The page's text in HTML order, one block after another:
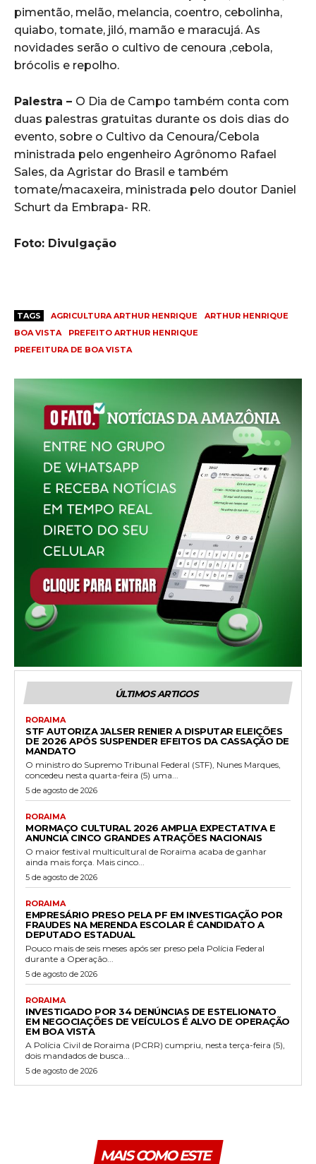
pimentão, melão, melancia, coentro, cebolinha,
quiabo, tomate, jiló, mamão e maracujá. As
novidades serão o cultivo de cenoura ,cebola,
brócolis e repolho.
Palestra – O Dia de Campo também conta com
duas palestras gratuitas durante os dois dias do
evento, sobre o Cultivo da Cenoura/Cebola
ministrada pelo engenheiro Agrônomo Rafael
Sales, da Agristar do Brasil e também
tomate/macaxeira, ministrada pelo doutor Daniel
Schurt da Embrapa- RR.
Foto: Divulgação
TAGS AGRICULTURA ARTHUR HENRIQUE
ARTHUR HENRIQUE
BOA VISTA
PREFEITO ARTHUR HENRIQUE
PREFEITURA DE BOA VISTA
ÚLTIMOS ARTIGOS
RORAIMA
STF AUTORIZA JALSER RENIER A DISPUTAR ELEIÇÕES
DE 2026 APÓS SUSPENDER EFEITOS DA CASSAÇÃO DE
MANDATO
O ministro do Supremo Tribunal Federal (STF), Nunes Marques,
concedeu nesta quarta-feira (5) uma...
5 de agosto de 2026
RORAIMA
MORMAÇO CULTURAL 2026 AMPLIA EXPECTATIVA E
ANUNCIA CINCO GRANDES ATRAÇÕES NACIONAIS
O maior festival multicultural de Roraima acaba de ganhar
ainda mais força. Mais cinco...
5 de agosto de 2026
RORAIMA
EMPRESÁRIO PRESO PELA PF EM INVESTIGAÇÃO POR
FRAUDES NA MERENDA ESCOLAR É CANDIDATO A
DEPUTADO ESTADUAL
Pouco mais de seis meses após ser preso pela Polícia Federal
durante a Operação...
5 de agosto de 2026
RORAIMA
INVESTIGADO POR 34 DENÚNCIAS DE ESTELIONATO
EM NEGOCIAÇÕES DE VEÍCULOS É ALVO DE OPERAÇÃO
EM BOA VISTA
A Polícia Civil de Roraima (PCRR) cumpriu, nesta terça-feira (5),
dois mandados de busca...
5 de agosto de 2026
MAIS COMO ESTE